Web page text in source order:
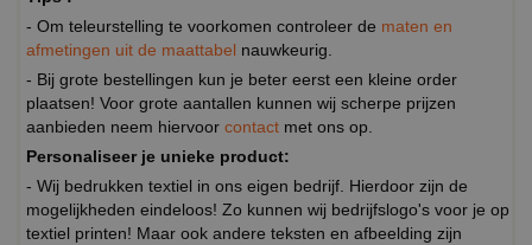
- Om teleurstelling te voorkomen controleer de maten en
afmetingen uit de maattabel nauwkeurig.
- Bij grote bestellingen kun je beter eerst een kleine order
plaatsen! Voor grote aantallen kunnen wij scherpe prijzen
aanbieden neem hiervoor contact met ons op.
Personaliseer je unieke product:
- Wij bedrukken textiel in ons eigen bedrijf. Hierdoor zijn de
mogelijkheden eindeloos! Zo kunnen wij bedrijfslogo's voor je op
textiel printen! Maar ook andere teksten en afbeelding zijn